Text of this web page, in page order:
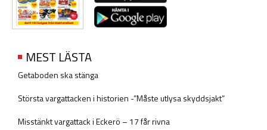
MEST LÄSTA
Getaboden ska stänga
Största vargattacken i historien -”Måste utlysa skyddsjakt”
Misstänkt vargattack i Eckerö – 17 får rivna